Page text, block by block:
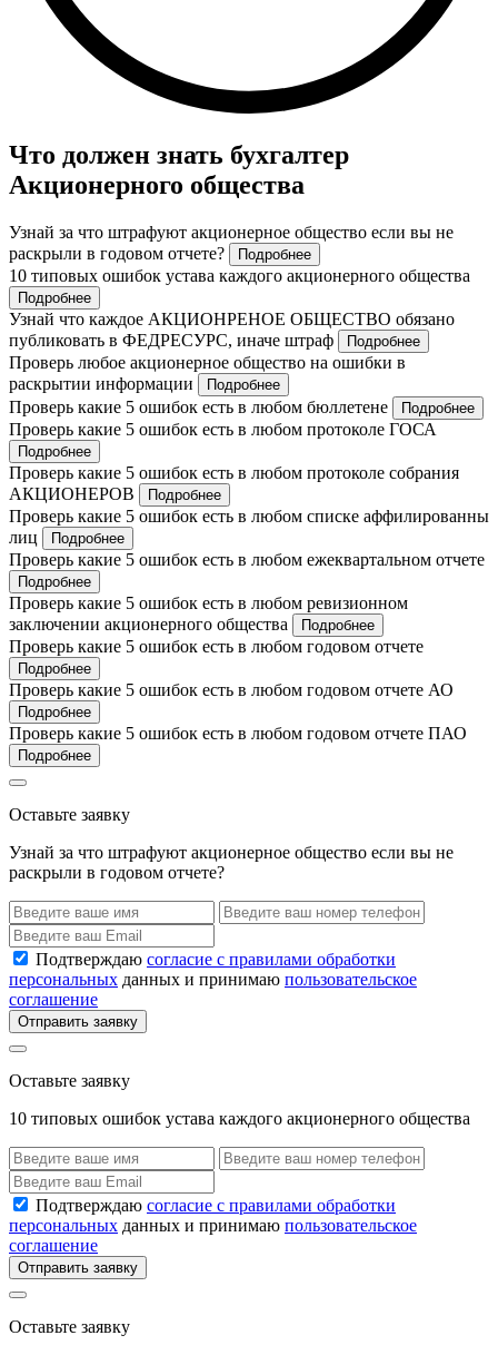
Что должен знать бухгалтер
Акционерного общества
Узнай за что штрафуют акционерное общество если вы не
раскрыли в годовом отчете?
Подробнее
10 типовых ошибок устава каждого акционерного общества
Подробнее
Узнай что каждое АКЦИОНРЕНОЕ ОБЩЕСТВО обязано
публиковать в ФЕДРЕСУРС, иначе штраф
Подробнее
Проверь любое акционерное общество на ошибки в
раскрытии информации
Подробнее
Проверь какие 5 ошибок есть в любом бюллетене Подробнее
Проверь какие 5 ошибок есть в любом протоколе ГОСА
Подробнее
Проверь какие 5 ошибок есть в любом протоколе собрания
АКЦИОНЕРОВ
Подробнее
Проверь какие 5 ошибок есть в любом списке аффилированны
лиц
Подробнее
Проверь какие 5 ошибок есть в любом ежеквартальном отчете
Подробнее
Проверь какие 5 ошибок есть в любом ревизионном
заключении акционерного общества
Подробнее
Проверь какие 5 ошибок есть в любом годовом отчете
Подробнее
Проверь какие 5 ошибок есть в любом годовом отчете АО
Подробнее
Проверь какие 5 ошибок есть в любом годовом отчете ПАО
Подробнее
Оставьте заявку
Узнай за что штрафуют акционерное общество если вы не
раскрыли в годовом отчете?
Подтверждаю согласие с правилами обработки
персональных данных и принимаю пользовательское
соглашение
Отправить заявку
Оставьте заявку
10 типовых ошибок устава каждого акционерного общества
Подтверждаю согласие с правилами обработки
персональных данных и принимаю пользовательское
соглашение
Отправить заявку
Оставьте заявку